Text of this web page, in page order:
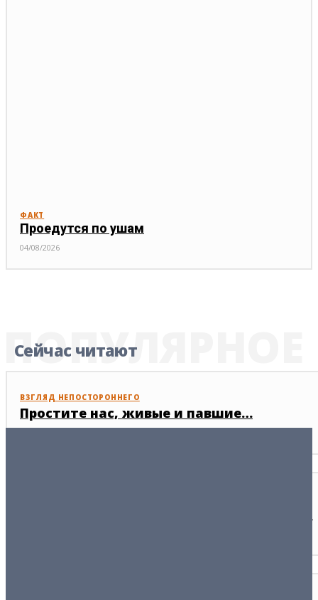
ФАКТ
Проедутся по ушам
04/08/2026
Сейчас читают
ПОПУЛЯРНОЕ
ВЗГЛЯД НЕПОСТОРОННЕГО
Простите нас, живые и павшие…